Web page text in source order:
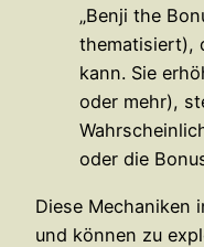
„Benji the
thematisiert),
kann. Sie
oder mehr),
oder die
Diese Mechaniken
und können zu